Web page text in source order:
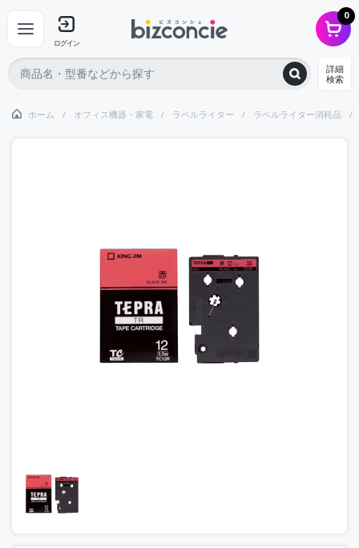
ログイン
0
詳細
検索
ホーム オフィス機器・家電 ラベルライター ラベルライター消耗品